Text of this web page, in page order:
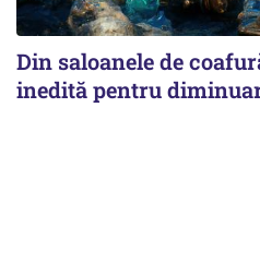
Din saloanele de
inedită pentru